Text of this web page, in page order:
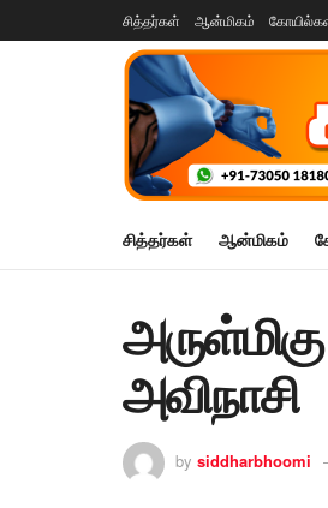
சித்தர்கள் ஆன்மிகம்
சித்தர்கள் ஆன்மிகம்
அவிநாசி
by siddharbhoomi